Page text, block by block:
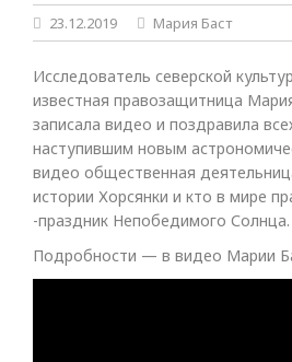
23.12.2019 Мария Баст
Исследователь северской
известная правозащитница
записала видео и поздравила
наступившим новым
видео общественная
истории Хорсянки и кто в мире
-праздник Непобедимого Солнца.
Подробности — в видео Марии